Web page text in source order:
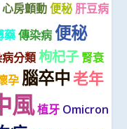
心房顫動 便秘 肝豆病
藥 傳染病 便秘
分類 枸杞子 腎衰
孕 腦卒中老年
風植牙 Omicron